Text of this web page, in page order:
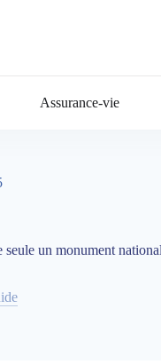
Assurance-vie
un monument